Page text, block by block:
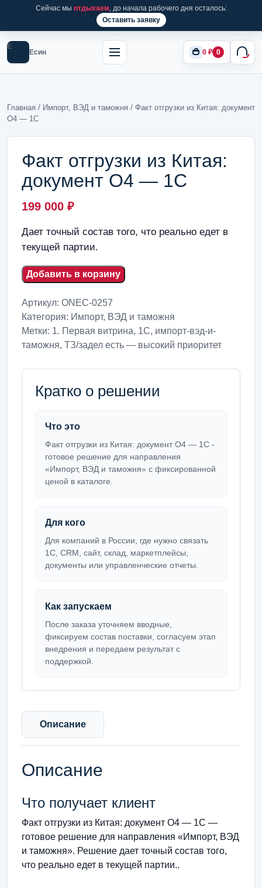
Сейчас мы отдыхаем, до начала рабочего дня осталось:
Оставить заявку
Е
Есин 0 ₽ 0
Главная / Импорт, ВЭД и таможня / Факт отгрузки из Китая: документ
О4 — 1С
Факт отгрузки из Китая:
документ О4 — 1С
199 000 ₽
Дает точный состав того, что реально едет в
текущей партии.
Добавить в корзину
Артикул: ONEC-0257
Категория: Импорт, ВЭД и таможня
Метки: 1. Первая витрина, 1С, импорт-вэд-и-
таможня, ТЗ/задел есть — высокий приоритет
Кратко о решении
Что это
Факт отгрузки из Китая: документ О4 — 1С -
готовое решение для направления
«Импорт, ВЭД и таможня» с фиксированной
ценой в каталоге.
Для кого
Для компаний в России, где нужно связать
1С, CRM, сайт, склад, маркетплейсы,
документы или управленческие отчеты.
Как запускаем
После заказа уточняем вводные,
фиксируем состав поставки, согласуем этап
внедрения и передаем результат с
поддержкой.
Описание
Описание
Что получает клиент
Факт отгрузки из Китая: документ О4 — 1С —
готовое решение для направления «Импорт, ВЭД
и таможня». Решение дает точный состав того,
что реально едет в текущей партии..